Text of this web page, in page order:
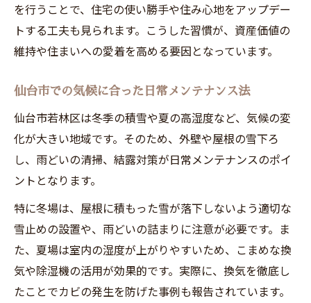
を行うことで、住宅の使い勝手や住み心地をアップデー
トする工夫も見られます。こうした習慣が、資産価値の
維持や住まいへの愛着を高める要因となっています。
仙台市での気候に合った日常メンテナンス法
仙台市若林区は冬季の積雪や夏の高湿度など、気候の変
化が大きい地域です。そのため、外壁や屋根の雪下ろ
し、雨どいの清掃、結露対策が日常メンテナンスのポイ
ントとなります。
特に冬場は、屋根に積もった雪が落下しないよう適切な
雪止めの設置や、雨どいの詰まりに注意が必要です。ま
た、夏場は室内の湿度が上がりやすいため、こまめな換
気や除湿機の活用が効果的です。実際に、換気を徹底し
たことでカビの発生を防げた事例も報告されています。